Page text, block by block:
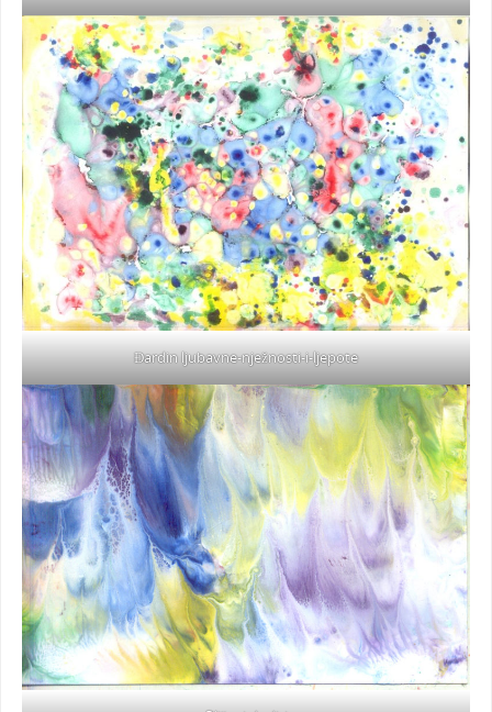
Đardin ljubavne-nježnosti-i-ljepote